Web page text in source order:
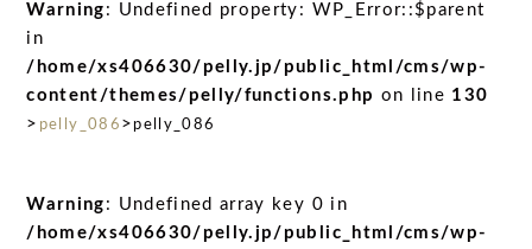
Warning : Undefined property: WP_Error::$parent
in
/home/xs406630/pelly.jp/public_html/cms/wp-
content/themes/pelly/functions.php on line 130
> pelly_086 > pelly_086
Warning : Undefined array key 0 in
/home/xs406630/pelly.jp/public_html/cms/wp-